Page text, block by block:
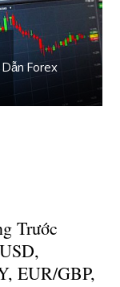
Forex
Trước
EUR/GBP,